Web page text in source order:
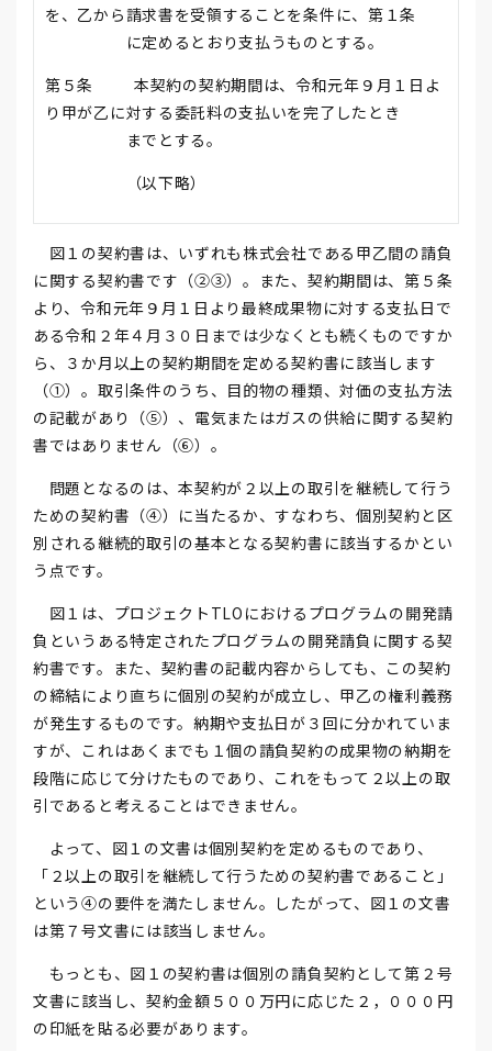
を、乙から請求書を受領することを条件に、第１条
に定めるとおり支払うものとする。
第５条 本契約の契約期間は、令和元年９月１日よ
り甲が乙に対する委託料の支払いを完了したとき
までとする。
（以下略）
図１の契約書は、いずれも株式会社である甲乙間の請負
に関する契約書です（②③）。また、契約期間は、第５条
より、令和元年９月１日より最終成果物に対する支払日で
ある令和２年４月３０日までは少なくとも続くものですか
ら、３か月以上の契約期間を定める契約書に該当します
（①）。取引条件のうち、目的物の種類、対価の支払方法
の記載があり（⑤）、電気またはガスの供給に関する契約
書ではありません（⑥）。
問題となるのは、本契約が２以上の取引を継続して行う
ための契約書（④）に当たるか、すなわち、個別契約と区
別される継続的取引の基本となる契約書に該当するかとい
う点です。
図１は、プロジェクトTLOにおけるプログラムの開発請
負というある特定されたプログラムの開発請負に関する契
約書です。また、契約書の記載内容からしても、この契約
の締結により直ちに個別の契約が成立し、甲乙の権利義務
が発生するものです。納期や支払日が３回に分かれていま
すが、これはあくまでも１個の請負契約の成果物の納期を
段階に応じて分けたものであり、これをもって２以上の取
引であると考えることはできません。
よって、図１の文書は個別契約を定めるものであり、
「２以上の取引を継続して行うための契約書であること」
という④の要件を満たしません。したがって、図１の文書
は第７号文書には該当しません。
もっとも、図１の契約書は個別の請負契約として第２号
文書に該当し、契約金額５００万円に応じた２，０００円
の印紙を貼る必要があります。